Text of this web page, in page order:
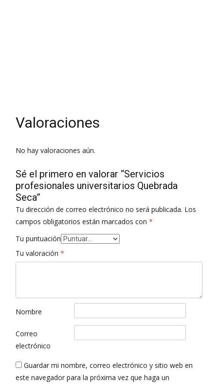
Valoraciones
No hay valoraciones aún.
Sé el primero en valorar “Servicios
profesionales universitarios Quebrada
Seca”
Tu dirección de correo electrónico no será publicada. Los
campos obligatorios están marcados con *
Tu puntuación
Tu valoración *
Nombre
Correo
electrónico
Guardar mi nombre, correo electrónico y sitio web en
este navegador para la próxima vez que haga un